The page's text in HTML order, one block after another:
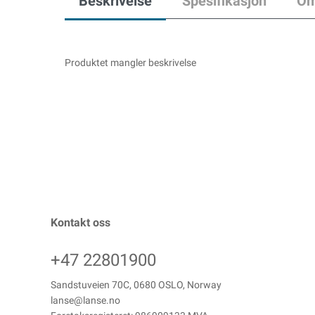
Produktet mangler beskrivelse
Kontakt oss
+47 22801900
Sandstuveien 70C, 0680 OSLO, Norway
lanse@lanse.no